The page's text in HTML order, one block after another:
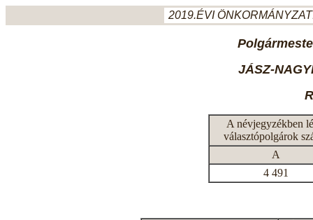
2019.ÉVI
JÁSZ-
A névjegyzékben
választópolgárok
A
4 491